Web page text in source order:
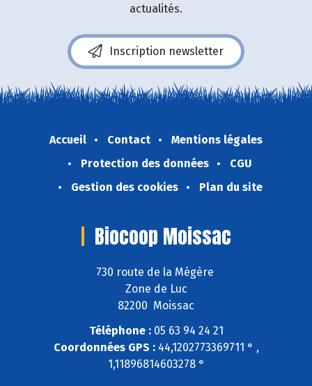
actualités.
Inscription newsletter
Accueil Contact
Mentions légales
Protection des données
CGU
Gestion des cookies
Plan du site
Biocoop Moissac
730 route de la Mégère
Zone de Luc
82200 Moissac
Téléphone :05 63 94 24 21
Coordonnées GPS :44,1202773369711 ° ,
1,11896814603278 °